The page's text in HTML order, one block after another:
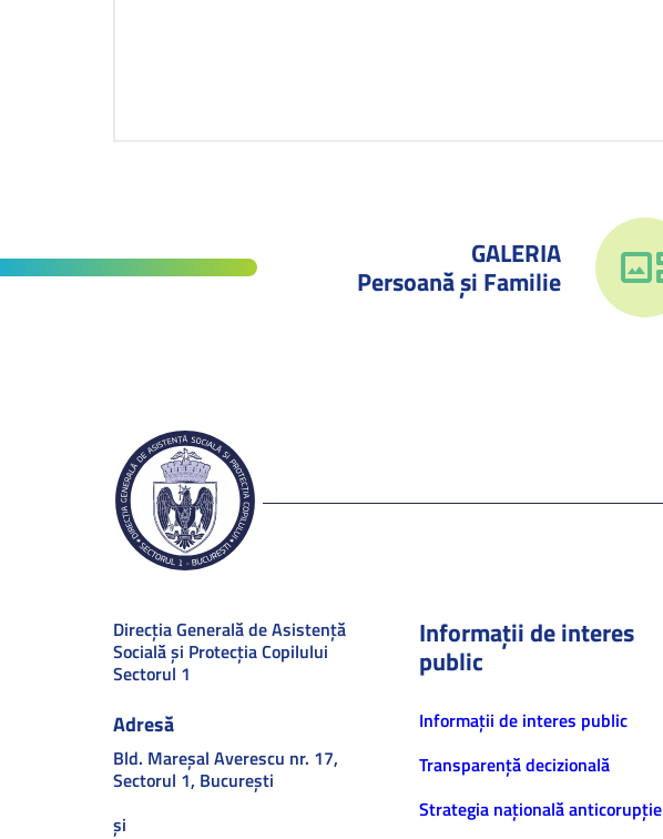
GALERIA
Persoană și Familie
Direcţia Generală de Asistenţă
Socială şi Protecţia Copilului
Sectorul 1
Adresă
Bld. Mareşal Averescu nr. 17,
Sectorul 1, Bucureşti
și
Informații de interes
public
Informaţii de interes public
Transparență decizională
Strategia națională anticorupție